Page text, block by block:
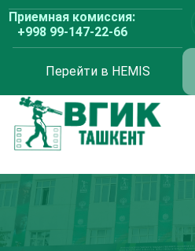
Перейти
содержимому
Приемная комиссия:
+998 99-147-22-66
Перейти в HEMIS